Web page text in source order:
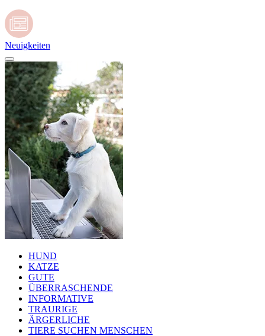
Neuigkeiten
HUND
KATZE
GUTE
ÜBERRASCHENDE
INFORMATIVE
TRAURIGE
ÄRGERLICHE
TIERE SUCHEN MENSCHEN